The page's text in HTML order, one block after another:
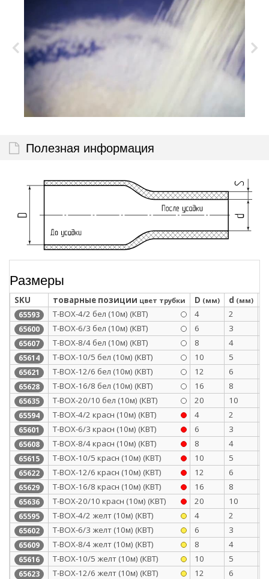
Полезная информация
Размеры
SKU товарные позиции цвет трубки D (мм) d (мм)
65593 Т-BOX-4/2 бел (10м) (КВТ) 4 2
65600 Т-BOX-6/3 бел (10м) (КВТ) 6 3
65607 Т-BOX-8/4 бел (10м) (КВТ) 8 4
65614 Т-BOX-10/5 бел (10м) (КВТ) 10 5
65621 Т-BOX-12/6 бел (10м) (КВТ) 12 6
65628 Т-BOX-16/8 бел (10м) (КВТ) 16 8
65635 Т-BOX-20/10 бел (10м) (КВТ) 20 10
65594 Т-BOX-4/2 красн (10м) (КВТ) 4 2
65601 Т-BOX-6/3 красн (10м) (КВТ) 6 3
65608 Т-BOX-8/4 красн (10м) (КВТ) 8 4
65615 Т-BOX-10/5 красн (10м) (КВТ) 10 5
65622 Т-BOX-12/6 красн (10м) (КВТ) 12 6
65629 Т-BOX-16/8 красн (10м) (КВТ) 16 8
65636 Т-BOX-20/10 красн (10м) (КВТ) 20 10
65595 Т-BOX-4/2 желт (10м) (КВТ) 4 2
65602 Т-BOX-6/3 желт (10м) (КВТ) 6 3
65609 Т-BOX-8/4 желт (10м) (КВТ) 8 4
65616 Т-BOX-10/5 желт (10м) (КВТ) 10 5
65623 Т-BOX-12/6 желт (10м) (КВТ) 12 6